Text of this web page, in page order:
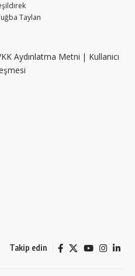
Taylan
Aydınlatma Metni | Kullanıcı
Takip edin